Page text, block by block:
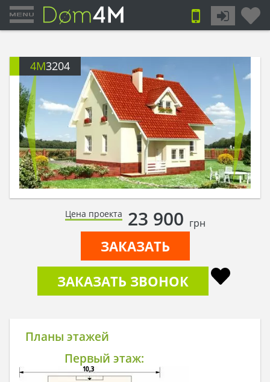
4M3204
Цена проекта 23 900 грн
ЗАКАЗАТЬ
ЗАКАЗАТЬ ЗВОНОК
Планы этажей
Первый этаж: